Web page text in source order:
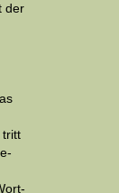
der
tritt